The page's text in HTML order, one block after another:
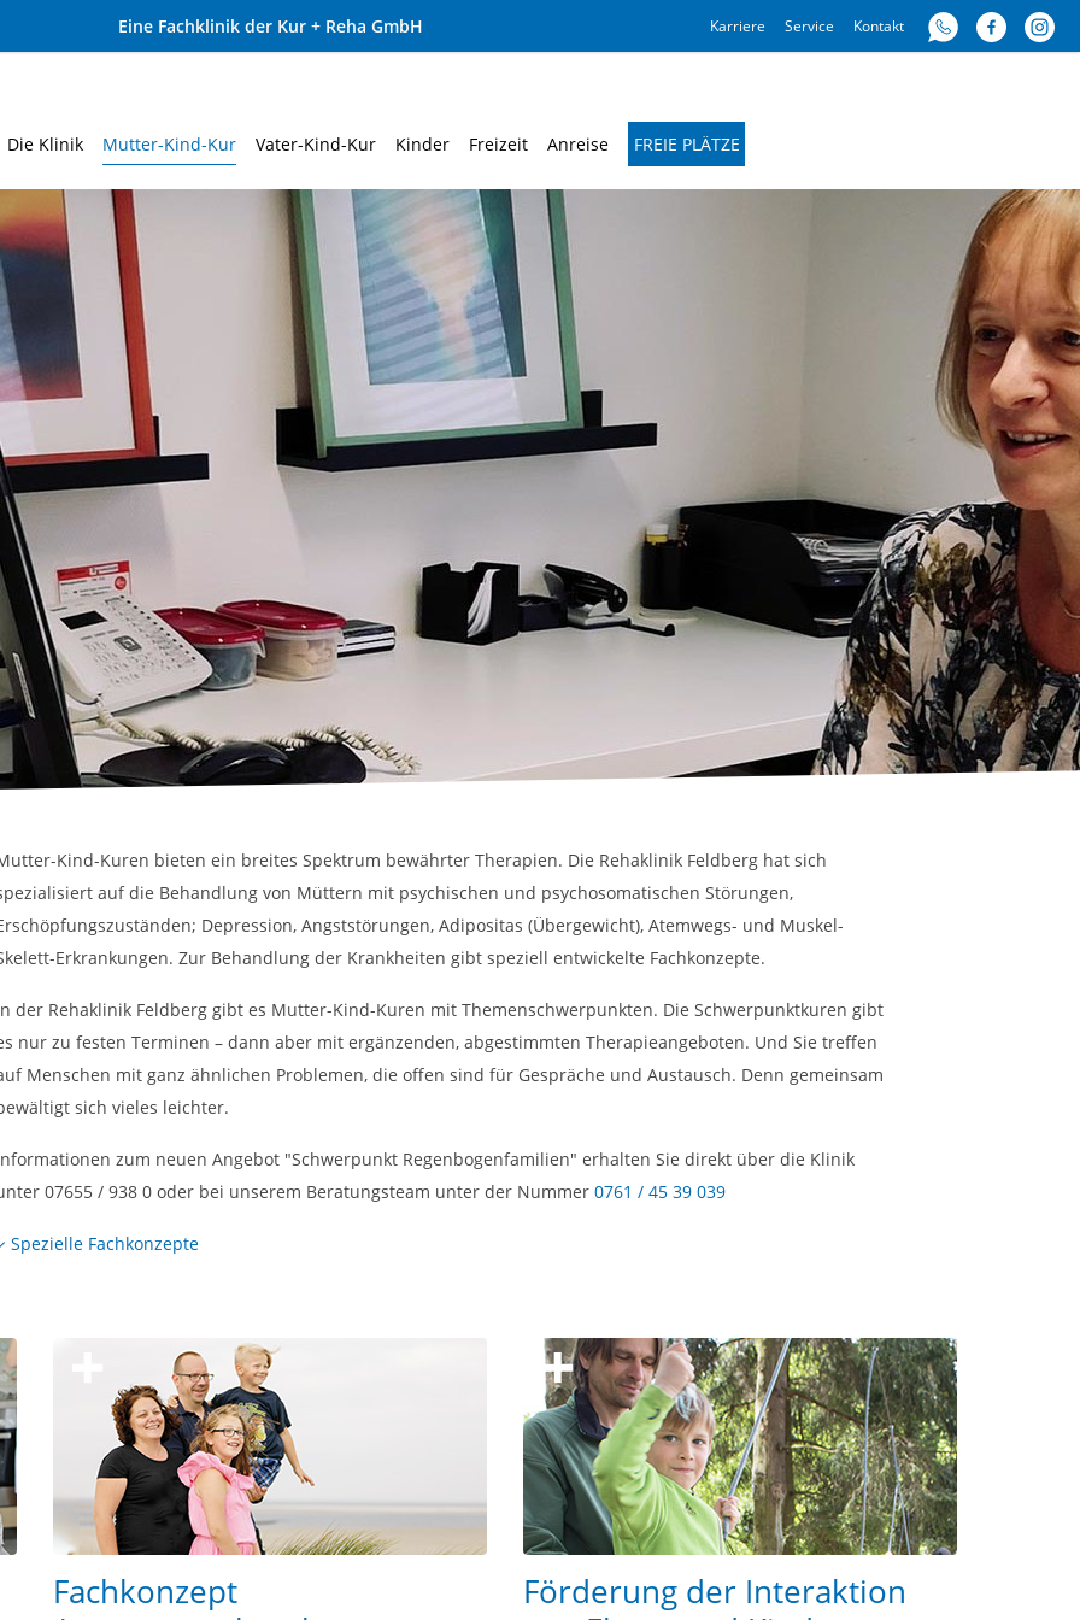
Eine Fachklinik der Kur + Reha GmbH Karriere Service Kontakt
Die Klinik Mutter-Kind-Kur Vater-Kind-Kur Kinder Freizeit Anreise FREIE PLÄTZE
Kind-Kuren bieten ein breites Spektrum bewährter Therapien. Die Rehaklinik Feldberg hat sich
auf die Behandlung von Müttern mit psychischen und psychosomatischen Störungen,
Depression, Angststörungen, Adipositas (Übergewicht), Atemwegs- und Muskel-
Erkrankungen. Zur Behandlung der Krankheiten gibt speziell entwickelte Fachkonzepte.
der Rehaklinik Feldberg gibt es Mutter-Kind-Kuren mit Themenschwerpunkten. Die Schwerpunktkuren gibt
nur zu festen Terminen – dann aber mit ergänzenden, abgestimmten Therapieangeboten. Und Sie treffen
Menschen mit ganz ähnlichen Problemen, die offen sind für Gespräche und Austausch. Denn gemeinsam
sich vieles leichter.
zum neuen Angebot "Schwerpunkt Regenbogenfamilien" erhalten Sie direkt über die Klinik
07655 / 938 0 oder bei unserem Beratungsteam unter der Nummer 0761 / 45 39 039
Spezielle Fachkonzepte
Fachkonzept
Förderung der Interaktion